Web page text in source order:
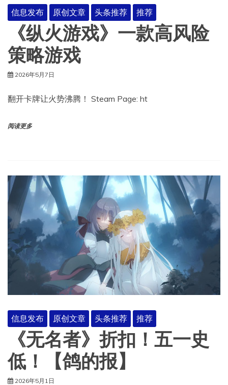
信息发布 原创文章 头条推荐 推荐
《纵火游戏》一款高风险
策略游戏
2026年5月7日
翻开卡牌让火势沸腾！ Steam Page: ht
阅读更多
信息发布 原创文章 头条推荐 推荐
《无名者》折扣！五一史
低！【鸽的报】
2026年5月1日